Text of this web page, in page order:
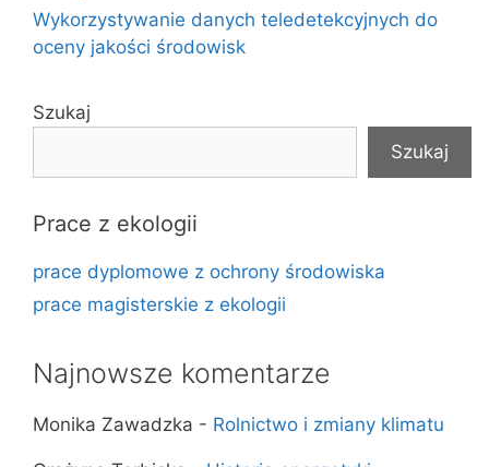
Wykorzystywanie danych teledetekcyjnych do
oceny jakości środowisk
Szukaj
Szukaj
Prace z ekologii
prace dyplomowe z ochrony środowiska
prace magisterskie z ekologii
Najnowsze komentarze
Monika Zawadzka - Rolnictwo i zmiany klimatu